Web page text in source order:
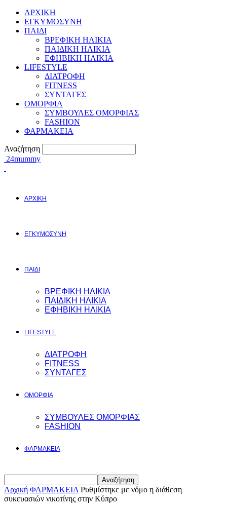
ΑΡΧΙΚΗ
ΕΓΚΥΜΟΣYΝΗ
ΠΑΙΔΙ
ΒΡΕΦΙΚΗ ΗΛΙΚΙΑ
ΠΑΙΔΙΚΗ ΗΛΙΚΙΑ
ΕΦΗΒΙΚΗ ΗΛΙΚΙΑ
LIFESTYLE
ΔΙΑΤΡΟΦΗ
FITNESS
ΣΥΝΤΑΓΕΣ
ΟΜΟΡΦΙΑ
ΣΥΜΒΟΥΛΕΣ ΟΜΟΡΦΙΑΣ
FASHION
ΦΑΡΜΑΚΕΙΑ
Αναζήτηση
24mummy
ΑΡΧΙΚΗ
ΕΓΚΥΜΟΣYΝΗ
ΠΑΙΔΙ
ΒΡΕΦΙΚΗ ΗΛΙΚΙΑ
ΠΑΙΔΙΚΗ ΗΛΙΚΙΑ
ΕΦΗΒΙΚΗ ΗΛΙΚΙΑ
LIFESTYLE
ΔΙΑΤΡΟΦΗ
FITNESS
ΣΥΝΤΑΓΕΣ
ΟΜΟΡΦΙΑ
ΣΥΜΒΟΥΛΕΣ ΟΜΟΡΦΙΑΣ
FASHION
ΦΑΡΜΑΚΕΙΑ
Αρχική ΦΑΡΜΑΚΕΙΑ Ρυθμίστηκε με νόμο η διάθεση
συκευασιών νικοτίνης στην Κύπρο